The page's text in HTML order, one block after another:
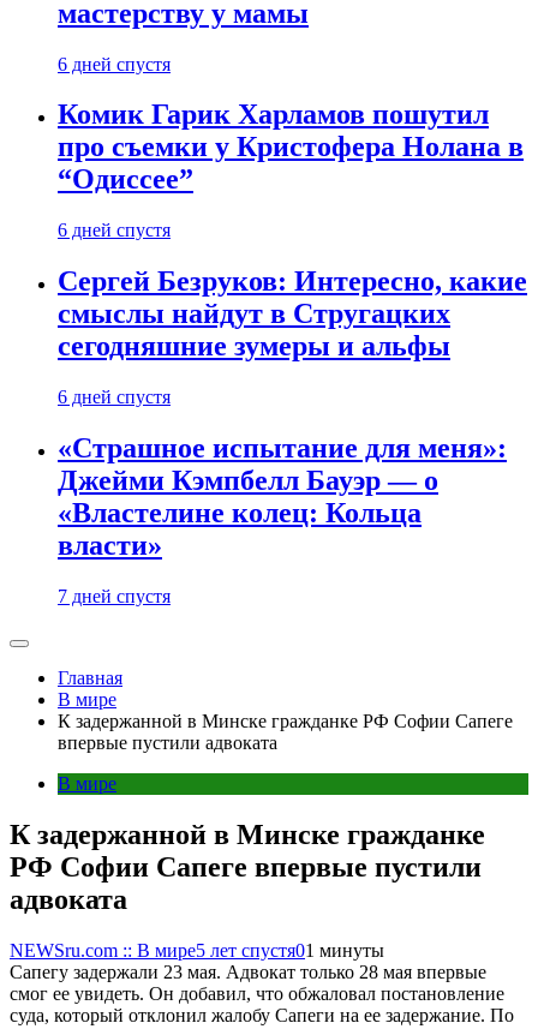
мастерству у мамы
6 дней спустя
Комик Гарик Харламов пошутил
про съемки у Кристофера Нолана в
“Одиссее”
6 дней спустя
Сергей Безруков: Интересно, какие
смыслы найдут в Стругацких
сегодняшние зумеры и альфы
6 дней спустя
«Страшное испытание для меня»:
Джейми Кэмпбелл Бауэр — о
«Властелине колец: Кольца
власти»
7 дней спустя
Главная
В мире
К задержанной в Минске гражданке РФ Софии Сапеге
впервые пустили адвоката
В мире
К задержанной в Минске гражданке
РФ Софии Сапеге впервые пустили
адвоката
NEWSru.com :: В мире5 лет спустя01 минуты
Сапегу задержали 23 мая. Адвокат только 28 мая впервые
смог ее увидеть. Он добавил, что обжаловал постановление
суда, который отклонил жалобу Сапеги на ее задержание. По